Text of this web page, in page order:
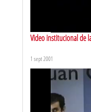
Video institucional de
1 sept 2001